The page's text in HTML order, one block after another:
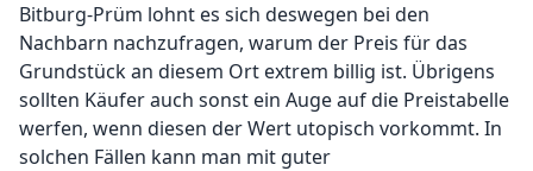
Bitburg-Prüm lohnt es sich deswegen bei den
Nachbarn nachzufragen, warum der Preis für das
Grundstück an diesem Ort extrem billig ist. Übrigens
sollten Käufer auch sonst ein Auge auf die Preistabelle
werfen, wenn diesen der Wert utopisch vorkommt. In
solchen Fällen kann man mit guter